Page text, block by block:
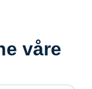
våre